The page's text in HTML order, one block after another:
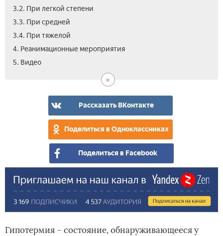
3.2. При легкой степени
3.3. При средней
3.4. При тяжелой
4. Реанимационные мероприятия
5. Видео
Рассказать ВКонтакте
Поделиться в Одноклассниках
Поделиться в Facebook
Гипотермия – состояние, обнаруживающееся у